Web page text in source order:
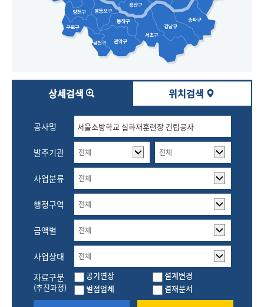
상세검색
공사명
발주기관 전체 전체
사업분류 전체
행정구역 전체
금액별 전체
사업상태 전체
자료구분
(추진과정)
공기연장
설계변경
벌점업체
결재문서
위치검색